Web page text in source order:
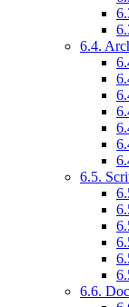
6.4.
6.5.
6.6.